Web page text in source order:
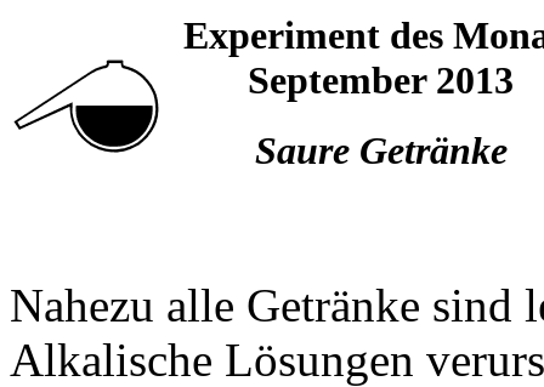
Experiment des
September 2013
Saure Getränke
Nahezu alle Getränke sind
Alkalische Lösungen